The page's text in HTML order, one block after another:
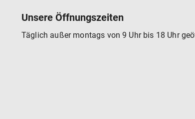
Unsere Öffnungszeiten
Täglich außer montags von 9 Uhr bis 18 Uhr